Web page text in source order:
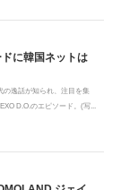
に韓国ネットは
の逸話が知られ、注目を集
D.O.のエピソード。(写...